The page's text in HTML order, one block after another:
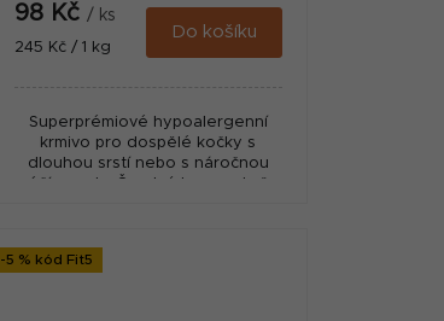
98 Kč / ks
Měrná
245 Kč / 1 kg
Do košíku
Superprémiové hypoalergenní
krmivo pro dospělé kočky s
dlouhou srstí nebo s náročnou
-5 % kód Fit5